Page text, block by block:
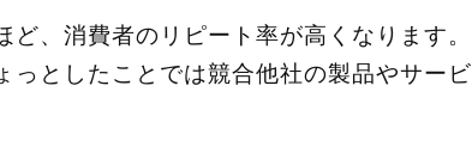
、消費者のリピート率が高くなります。
としたことでは競合他社の製品やサービ